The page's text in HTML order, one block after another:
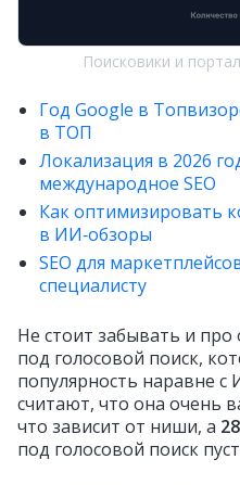
Поисковики и
Год Google в
в ТОП
Локализация в 2026
международное SEO
Как оптимизировать
в ИИ‑обзоры
SEO для
специалисту
Не стоит забывать и
под голосовой поиск,
популярность наравне с
считают, что она очень
что зависит от ниши, а
под голосовой поиск